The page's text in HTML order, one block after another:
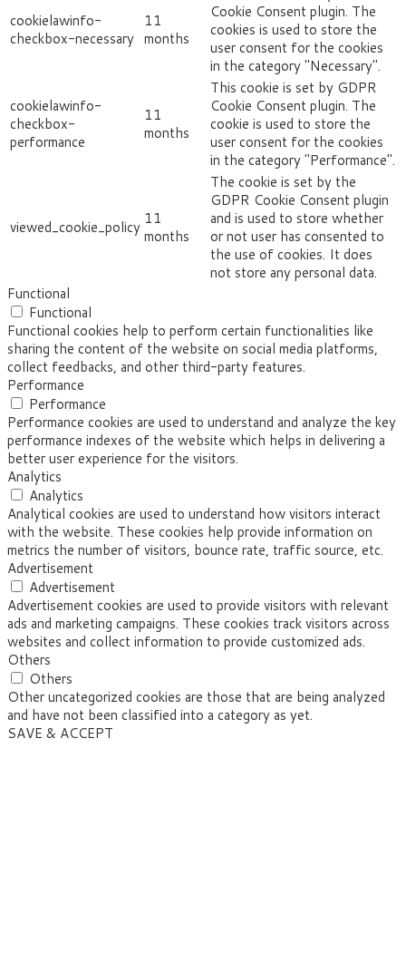
cookielawinfo-
checkbox-necessary
11
months
Cookie Consent plugin. The
cookies is used to store the
user consent for the cookies
in the category "Necessary".
cookielawinfo-
checkbox-
performance
11
months
This cookie is set by GDPR
Cookie Consent plugin. The
cookie is used to store the
user consent for the cookies
in the category "Performance".
viewed_cookie_policy 11
months
The cookie is set by the
GDPR Cookie Consent plugin
and is used to store whether
or not user has consented to
the use of cookies. It does
not store any personal data.
Functional
Functional
Functional cookies help to perform certain functionalities like
sharing the content of the website on social media platforms,
collect feedbacks, and other third-party features.
Performance
Performance
Performance cookies are used to understand and analyze the key
performance indexes of the website which helps in delivering a
better user experience for the visitors.
Analytics
Analytics
Analytical cookies are used to understand how visitors interact
with the website. These cookies help provide information on
metrics the number of visitors, bounce rate, traffic source, etc.
Advertisement
Advertisement
Advertisement cookies are used to provide visitors with relevant
ads and marketing campaigns. These cookies track visitors across
websites and collect information to provide customized ads.
Others
Others
Other uncategorized cookies are those that are being analyzed
and have not been classified into a category as yet.
SAVE & ACCEPT